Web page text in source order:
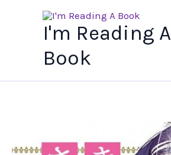
I'm Reading A
Book